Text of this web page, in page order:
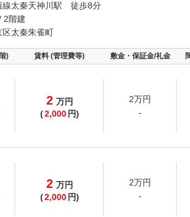
線太秦天神川駅 徒歩8分
2階建
区太秦朱雀町
) 賃料 (管理費等) 敷金・保証金/礼金
2 万円
(2,000 円)
2万円
-
2 万円
(2,000 円)
2万円
-